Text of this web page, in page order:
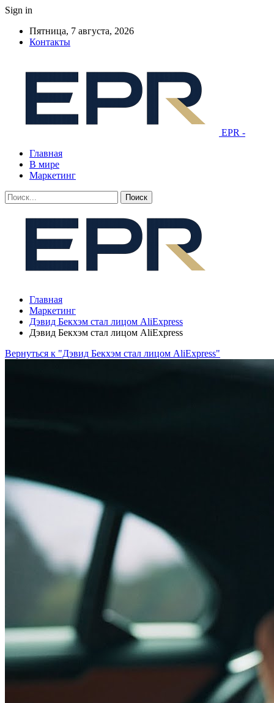
Sign in
Пятница, 7 августа, 2026
Контакты
EPR -
Главная
В мире
Маркетинг
Главная
Маркетинг
Дэвид Бекхэм стал лицом AliExpress
Дэвид Бекхэм стал лицом AliExpress
Вернуться к "Дэвид Бекхэм стал лицом AliExpress"